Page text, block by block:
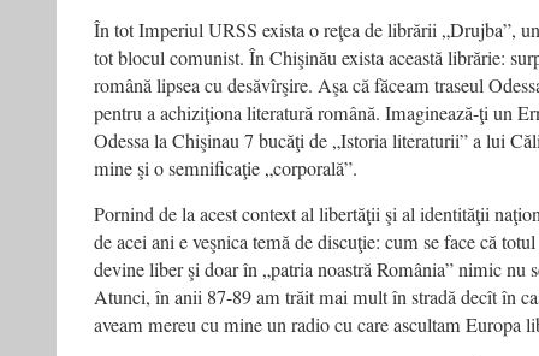
În tot Imperiul URSS exista o reţea de librării „Drujba”,
tot blocul comunist. În Chişinău exista această librărie:
română lipsea cu desăvîrşire. Aşa că făceam traseul
pentru a achiziţiona literatură română. Imaginează-ţi un
Odessa la Chişinau 7 bucăţi de „Istoria literaturii” a lui
mine şi o semnificaţie „corporală”.
Pornind de la acest context al libertăţii şi al identităţii
de acei ani e veşnica temă de discuţie: cum se face că
devine liber şi doar în „patria noastră România” nimic nu
Atunci, în anii 87-89 am trăit mai mult în stradă decît în
aveam mereu cu mine un radio cu care ascultam Europa